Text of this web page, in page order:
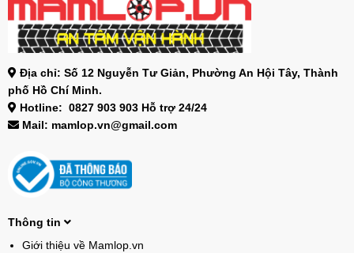
Địa chỉ: Số 12 Nguyễn Tư Giản, Phường An Hội Tây, Thành
phố Hồ Chí Minh.
Hotline: 0827 903 903 Hỗ trợ 24/24
Mail: mamlop.vn@gmail.com
Thông tin
Giới thiệu về Mamlop.vn